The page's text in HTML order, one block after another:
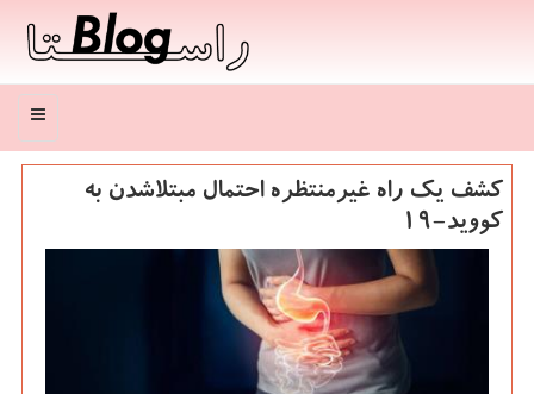
منو
كشف یك راه غیرمنتظره احتمال مبتلاشدن به
كووید-19